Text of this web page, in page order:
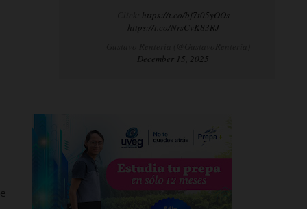
https://t.co/bj7t05yOOs
https://t.co/NrsCvK83RJ
December 15, 2025